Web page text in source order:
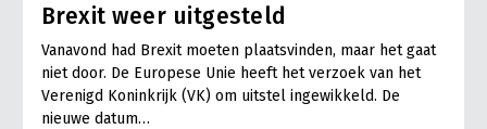
Brexit weer uitgesteld
Vanavond had Brexit moeten plaatsvinden, maar het gaat
niet door. De Europese Unie heeft het verzoek van het
Verenigd Koninkrijk (VK) om uitstel ingewikkeld. De
nieuwe datum…